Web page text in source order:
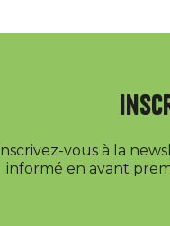
Inscrivez-vous à la
informé en avant